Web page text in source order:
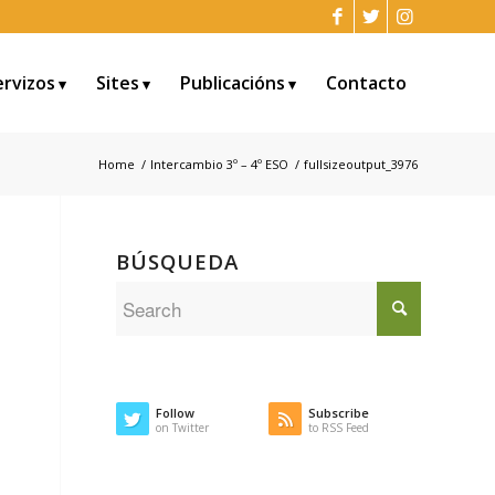
Sites Publicacións Contacto
Home / Intercambio 3º – 4º ESO / fullsizeoutput_3976
BÚSQUEDA
Follow
on Twitter
Subscribe
to RSS Feed